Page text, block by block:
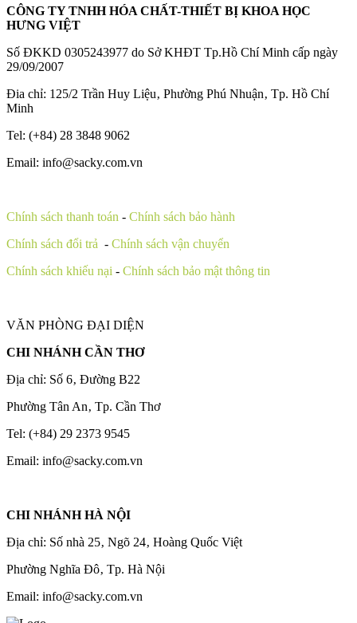
CÔNG TY TNHH HÓA CHẤT-THIẾT BỊ KHOA HỌC
HƯNG VIỆT
Số ĐKKD 0305243977 do Sở KHĐT Tp.Hồ Chí Minh cấp ngày
29/09/2007
Đia chỉ: 125/2 Trần Huy Liệu‚ Phường Phú Nhuận‚ Tp. Hồ Chí
Minh
Tel: (+84) 28 3848 9062
Email: info@sacky.com.vn
Chính sách thanh toán - Chính sách bảo hành
Chính sách đổi trả - Chính sách vận chuyển
Chính sách khiếu nại - Chính sách bảo mật thông tin
VĂN PHÒNG ĐẠI DIỆN
CHI NHÁNH CẦN THƠ
Địa chỉ: Số 6‚ Đường B22
Phường Tân An‚ Tp. Cần Thơ
Tel: (+84) 29 2373 9545
Email: info@sacky.com.vn
CHI NHÁNH HÀ NỘI
Địa chỉ: Số nhà 25‚ Ngõ 24‚ Hoàng Quốc Việt
Phường Nghĩa Đô‚ Tp. Hà Nội
Email: info@sacky.com.vn